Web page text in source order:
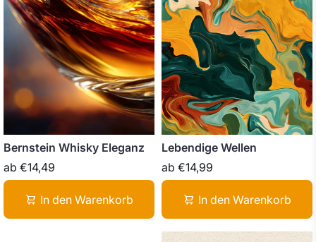
Bernstein Whisky Eleganz
ab €14,49
In den Warenkorb
Lebendige Wellen
ab €14,99
In den Warenkorb